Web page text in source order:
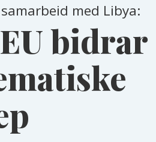
med Libya:
bidrar